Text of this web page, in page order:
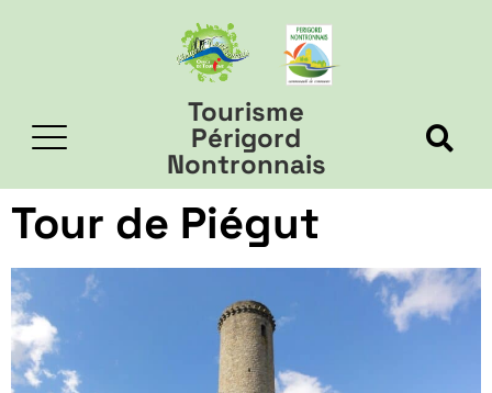
Tourisme
Périgord
Nontronnais
Tour de Piégut